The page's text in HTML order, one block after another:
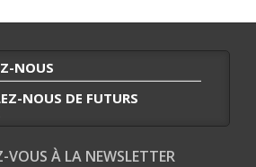
NOUS
NOUS DE FUTURS
VOUS À LA NEWSLETTER